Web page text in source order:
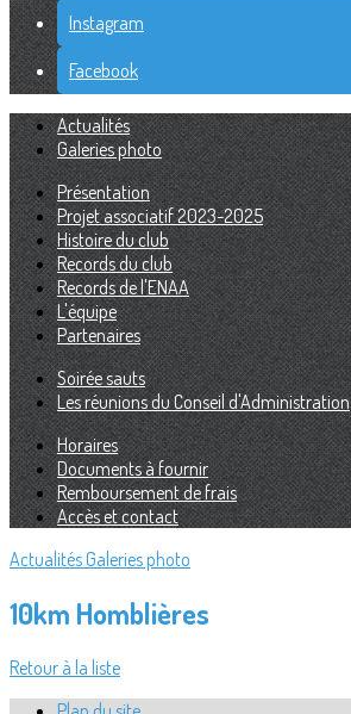
Instagram
Facebook
Actualités
Galeries photo
Présentation
Projet associatif 2023-2025
Histoire du club
Records du club
Records de l'ENAA
L'équipe
Partenaires
Soirée sauts
Les réunions du Conseil d'Administration
Horaires
Documents à fournir
Remboursement de frais
Accès et contact
Actualités Galeries photo
10km Homblières
Retour à la liste